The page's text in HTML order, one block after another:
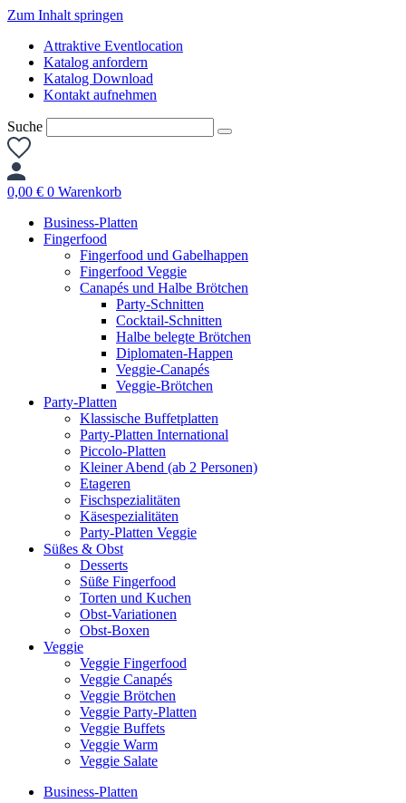
Zum Inhalt springen
Attraktive Eventlocation
Katalog anfordern
Katalog Download
Kontakt aufnehmen
Suche
0,00 € 0 Warenkorb
Business-Platten
Fingerfood
Fingerfood und Gabelhappen
Fingerfood Veggie
Canapés und Halbe Brötchen
Party-Schnitten
Cocktail-Schnitten
Halbe belegte Brötchen
Diplomaten-Happen
Veggie-Canapés
Veggie-Brötchen
Party-Platten
Klassische Buffetplatten
Party-Platten International
Piccolo-Platten
Kleiner Abend (ab 2 Personen)
Etageren
Fischspezialitäten
Käsespezialitäten
Party-Platten Veggie
Süßes & Obst
Desserts
Süße Fingerfood
Torten und Kuchen
Obst-Variationen
Obst-Boxen
Veggie
Veggie Fingerfood
Veggie Canapés
Veggie Brötchen
Veggie Party-Platten
Veggie Buffets
Veggie Warm
Veggie Salate
Business-Platten